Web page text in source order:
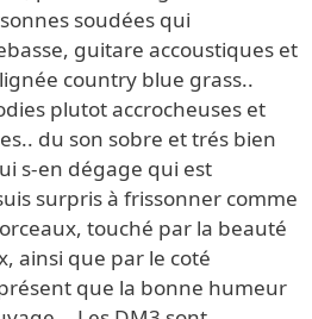
soudées qui
guitare accoustiques et
country blue grass..
plutot accrocheuses et
du son sobre et trés bien
s-en dégage qui est
surpris à frissonner comme
touché par la beauté
ainsi que par le coté
que la bonne humeur